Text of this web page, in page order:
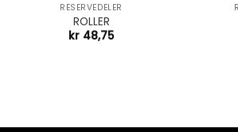
RESERVEDELER
ROLLER
kr 48,75